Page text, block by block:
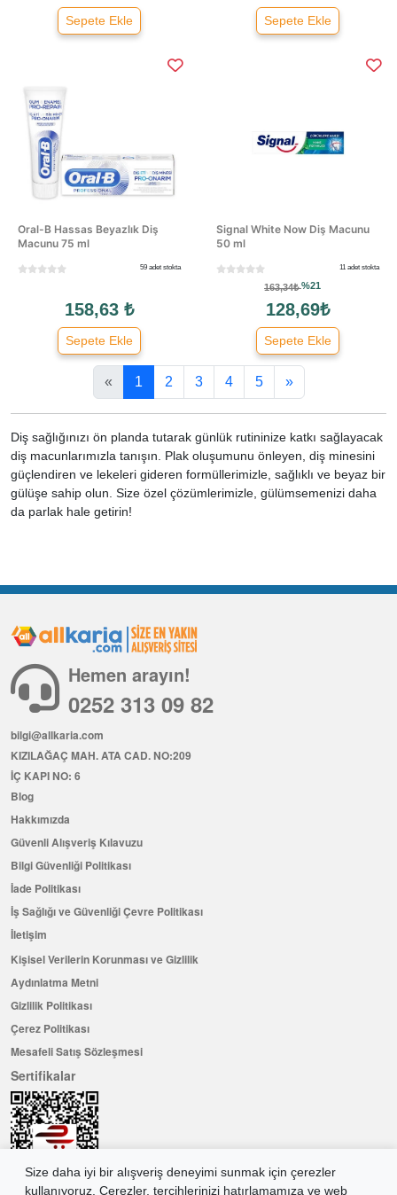
Sepete Ekle Sepete Ekle
Oral-B Hassas Beyazlık Diş
Macunu 75 ml
59 adet stokta
158,63 ₺
Sepete Ekle
Signal White Now Diş Macunu
50 ml
11 adet stokta
163,34₺%21
128,69₺
Sepete Ekle
« 1 2 3 4 5 »
Diş sağlığınızı ön planda tutarak günlük rutininize katkı sağlayacak
diş macunlarımızla tanışın. Plak oluşumunu önleyen, diş minesini
güçlendiren ve lekeleri gideren formüllerimizle, sağlıklı ve beyaz bir
gülüşe sahip olun. Size özel çözümlerimizle, gülümsemenizi daha
da parlak hale getirin!
Size daha iyi bir alışveriş deneyimi sunmak için çerezler
kullanıyoruz. Çerezler, tercihlerinizi hatırlamamıza ve web
Hemen arayın!
0252 313 09 82
bilgi@allkaria.com
KIZILAĞAÇ MAH. ATA CAD. NO:209
İÇ KAPI NO: 6
Blog
Hakkımızda
Güvenli Alışveriş Kılavuzu
Bilgi Güvenliği Politikası
İade Politikası
İş Sağlığı ve Güvenliği Çevre Politikası
İletişim
Kişisel Verilerin Korunması ve Gizlilik
Aydınlatma Metni
Gizlilik Politikası
Çerez Politikası
Mesafeli Satış Sözleşmesi
Sertifikalar